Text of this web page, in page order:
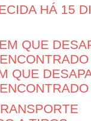
HÁ 15
QUE